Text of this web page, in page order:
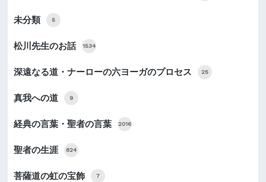
未分類 5
松川先生のお話 1534
深遠なる道・ナーローの六ヨーガのプロセス 25
真我への道 9
経典の言葉・聖者の言葉 2016
聖者の生涯 824
菩薩道の虹の宝飾 7